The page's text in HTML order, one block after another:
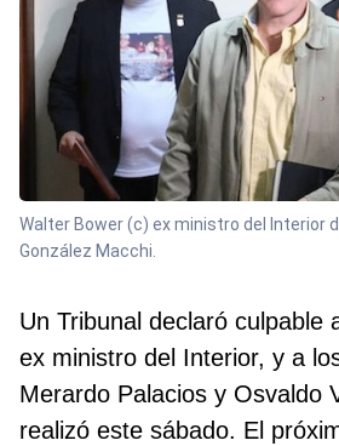
Walter Bower (c) ex ministro del Interior
González Macchi.
Un Tribunal declaró culpable
ex ministro del Interior, y a
Merardo Palacios y Osvaldo
realizó este sábado. El